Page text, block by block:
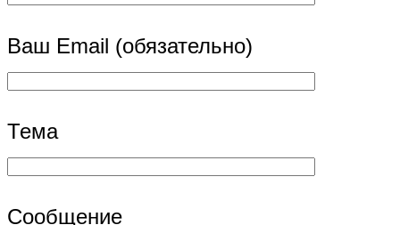
Ваш Email (обязательно)
Тема
Сообщение